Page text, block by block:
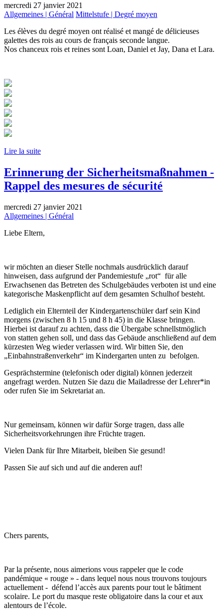
mercredi 27 janvier 2021
Allgemeines | Général Mittelstufe | Degré moyen
Les élèves du degré moyen ont réalisé et mangé de délicieuses
galettes des rois au cours de français seconde langue.
Nos chanceux rois et reines sont Loan, Daniel et Jay, Dana et Lara.
Lire la suite
Erinnerung der Sicherheitsmaßnahmen -
Rappel des mesures de sécurité
mercredi 27 janvier 2021
Allgemeines | Général
Liebe Eltern,
wir möchten an dieser Stelle nochmals ausdrücklich darauf
hinweisen, dass aufgrund der Pandemiestufe „rot“ für alle
Erwachsenen das Betreten des Schulgebäudes verboten ist und eine
kategorische Maskenpflicht auf dem gesamten Schulhof besteht.
Lediglich ein Elternteil der Kindergartenschüler darf sein Kind
morgens (zwischen 8 h 15 und 8 h 45) in die Klasse bringen.
Hierbei ist darauf zu achten, dass die Übergabe schnellstmöglich
von statten gehen soll, und dass das Gebäude anschließend auf dem
kürzesten Weg wieder verlassen wird. Wir bitten Sie, den
„Einbahnstraßenverkehr“ im Kindergarten unten zu befolgen.
Gesprächstermine (telefonisch oder digital) können jederzeit
angefragt werden. Nutzen Sie dazu die Mailadresse der Lehrer*in
oder rufen Sie im Sekretariat an.
Nur gemeinsam, können wir dafür Sorge tragen, dass alle
Sicherheitsvorkehrungen ihre Früchte tragen.
Vielen Dank für Ihre Mitarbeit, bleiben Sie gesund!
Passen Sie auf sich und auf die anderen auf!
Chers parents,
Par la présente, nous aimerions vous rappeler que le code
pandémique « rouge » - dans lequel nous nous trouvons toujours
actuellement - défend l’accès aux parents pour tout le bâtiment
scolaire. Le port du masque reste obligatoire dans la cour et aux
alentours de l’école.